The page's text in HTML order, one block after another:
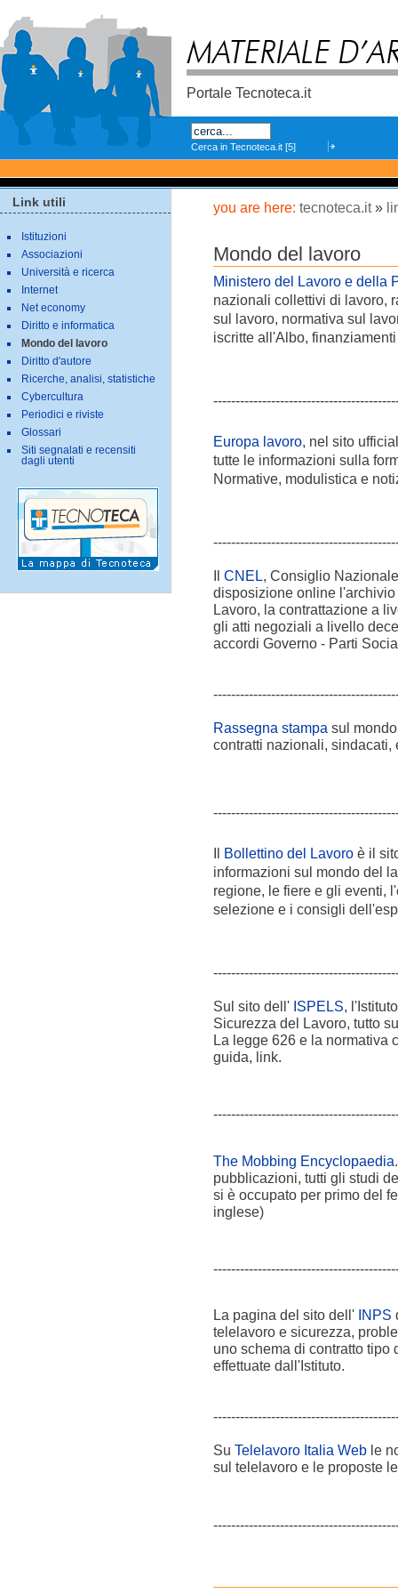
content.
Portale Tecnoteca.it
Search
you are here: tecnoteca.it »
Mondo del lavoro
Ministero del Lavoro e della
nazionali collettivi di lavoro,
sul lavoro, normativa sul
iscritte all'Albo,
Europa lavoro, nel sito
tutte le informazioni sulla
Normative, modulistica e
Il CNEL, Consiglio
disposizione online
Lavoro, la contrattazione a
gli atti negoziali a livello
accordi Governo - Parti
Rassegna stampa sul
contratti nazionali,
Il Bollettino del Lavoroè il
informazioni sul mondo del
regione, le fiere e gli eventi,
selezione e i consigli
Sul sito dell' ISPELS,
Sicurezza del Lavoro, tutto
La legge 626 e la normativa
guida, link.
The Mobbing Encyclopaedia
pubblicazioni, tutti gli studi
si è occupato per primo del
inglese)
La pagina del sito dell' INPS
telelavoro e sicurezza,
uno schema di contratto
effettuate dall'Istituto.
Su Telelavoro Italia Weble
sul telelavoro e le proposte
Link utili
Istituzioni
Associazioni
Università e ricerca
Internet
Net economy
Diritto e informatica
Mondo del lavoro
Diritto d'autore
Ricerche, analisi, statistiche
Cybercultura
Periodici e riviste
Glossari
Siti segnalati e recensiti
dagli utenti